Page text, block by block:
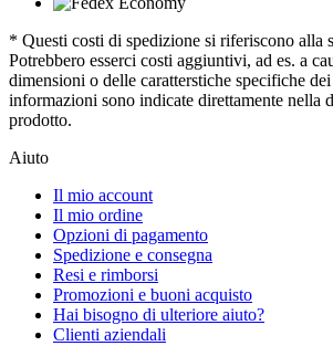
* Questi costi di spedizione si riferiscono alla
Potrebbero esserci costi aggiuntivi, ad es. a
dimensioni o delle caratterstiche specifiche
informazioni sono indicate direttamente nella
prodotto.
Aiuto
Il mio account
Il mio ordine
Opzioni di pagamento
Spedizione e consegna
Resi e rimborsi
Promozioni e buoni acquisto
Hai bisogno di ulteriore aiuto?
Clienti aziendali